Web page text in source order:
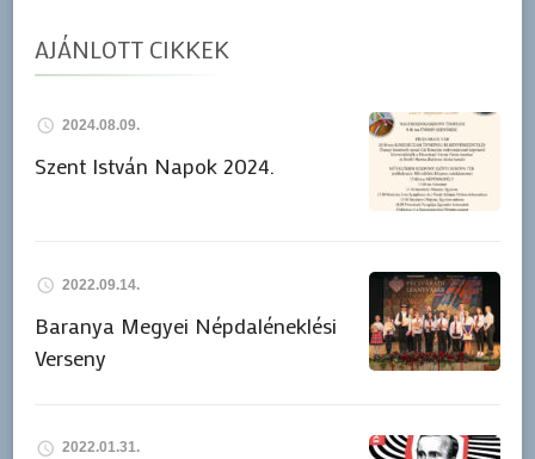
AJÁNLOTT CIKKEK
2024.08.09.
Szent István Napok 2024.
2022.09.14.
Baranya Megyei Népdaléneklési
Verseny
2022.01.31.